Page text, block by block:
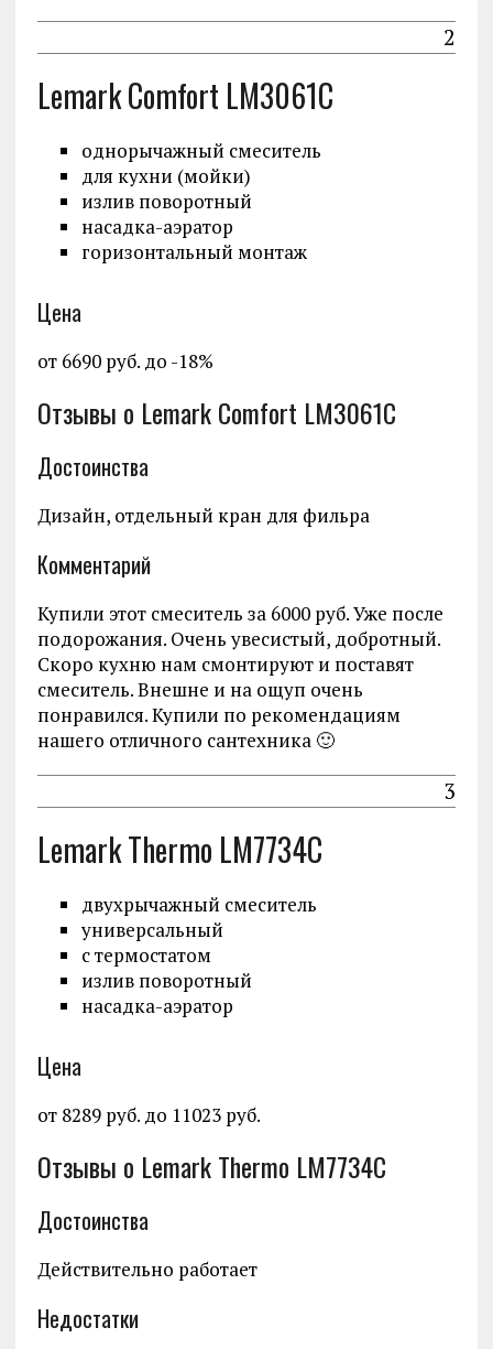
2
Lemark Comfort LM3061C
однорычажный смеситель
для кухни (мойки)
излив поворотный
насадка-аэратор
горизонтальный монтаж
Цена
от 6690 руб. до -18%
Отзывы о Lemark Comfort LM3061C
Достоинства
Дизайн, отдельный кран для фильра
Комментарий
Купили этот смеситель за 6000 руб. Уже после
подорожания. Очень увесистый, добротный.
Скоро кухню нам смонтируют и поставят
смеситель. Внешне и на ощуп очень
понравился. Купили по рекомендациям
нашего отличного сантехника 🙂
3
Lemark Thermo LM7734C
двухрычажный смеситель
универсальный
с термостатом
излив поворотный
насадка-аэратор
Цена
от 8289 руб. до 11023 руб.
Отзывы о Lemark Thermo LM7734C
Достоинства
Действительно работает
Недостатки